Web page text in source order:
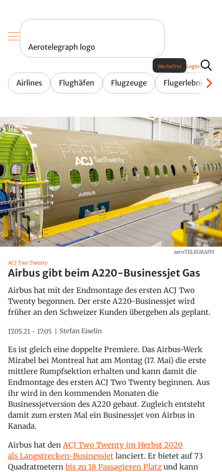
Aerotelegraph logo
Airlines Flughäfen Flugzeuge Flugerlebnis
Werbefrei Login
aeroTELEGRAPH
ACJ Two Twenty
Airbus gibt beim A220-Businessjet Gas
Airbus hat mit der Endmontage des ersten ACJ Two
Twenty begonnen. Der erste A220-Businessjet wird
früher an den Schweizer Kunden übergeben als geplant.
17.05.21 - 17:05 Stefan Eiselin
Es ist gleich eine doppelte Premiere. Das Airbus-Werk
Mirabel bei Montreal hat am Montag (17. Mai) die erste
mittlere Rumpfsektion erhalten und kann damit die
Endmontage des ersten ACJ Two Twenty beginnen. Aus
ihr wird in den kommenden Monaten die
Businessjetversion des A220 gebaut. Zugleich entsteht
damit zum ersten Mal ein Businessjet von Airbus in
Kanada.
Airbus hat den ACJ Two Twenty im Herbst 2020
als Langstrecken-Businessjet lanciert. Er bietet auf 73
Quadratmetern bis zu 18 Passagieren Platz und kann